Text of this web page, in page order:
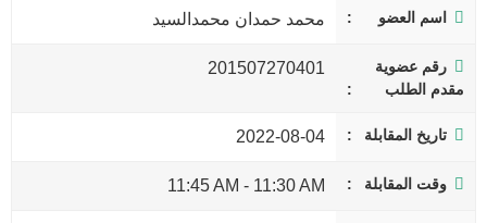
اسم العضو محمد حمدان محمدالسيد
رقم عضوية
مقدم الطلب
201507270401
تاريخ المقابلة 2022-08-04
وقت المقابلة 11:30 AM
-
11:45 AM